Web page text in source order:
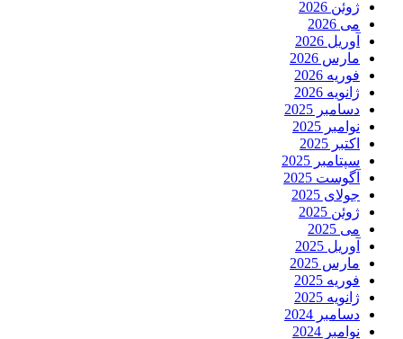
ژوئن 2026
می 2026
آوریل 2026
مارس 2026
فوریه 2026
ژانویه 2026
دسامبر 2025
نوامبر 2025
اکتبر 2025
سپتامبر 2025
آگوست 2025
جولای 2025
ژوئن 2025
می 2025
آوریل 2025
مارس 2025
فوریه 2025
ژانویه 2025
دسامبر 2024
نوامبر 2024